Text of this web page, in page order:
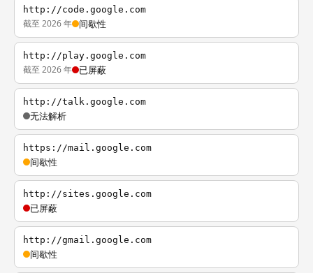
http://code.google.com
截至 2026 年 间歇性
http://play.google.com
截至 2026 年 已屏蔽
http://talk.google.com
无法解析
https://mail.google.com
间歇性
http://sites.google.com
已屏蔽
http://gmail.google.com
间歇性